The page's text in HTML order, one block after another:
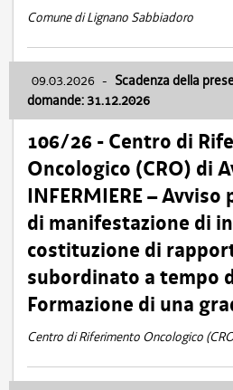
Comune di Lignano Sabbiadoro
09.03.2026 - Scadenza della
domande: 31.12.2026
106/26 - Centro di
Oncologico (CRO) di
INFERMIERE –
di manifestazione di
costituzione di
subordinato a tempo
Formazione di una
Centro di Riferimento Oncologico